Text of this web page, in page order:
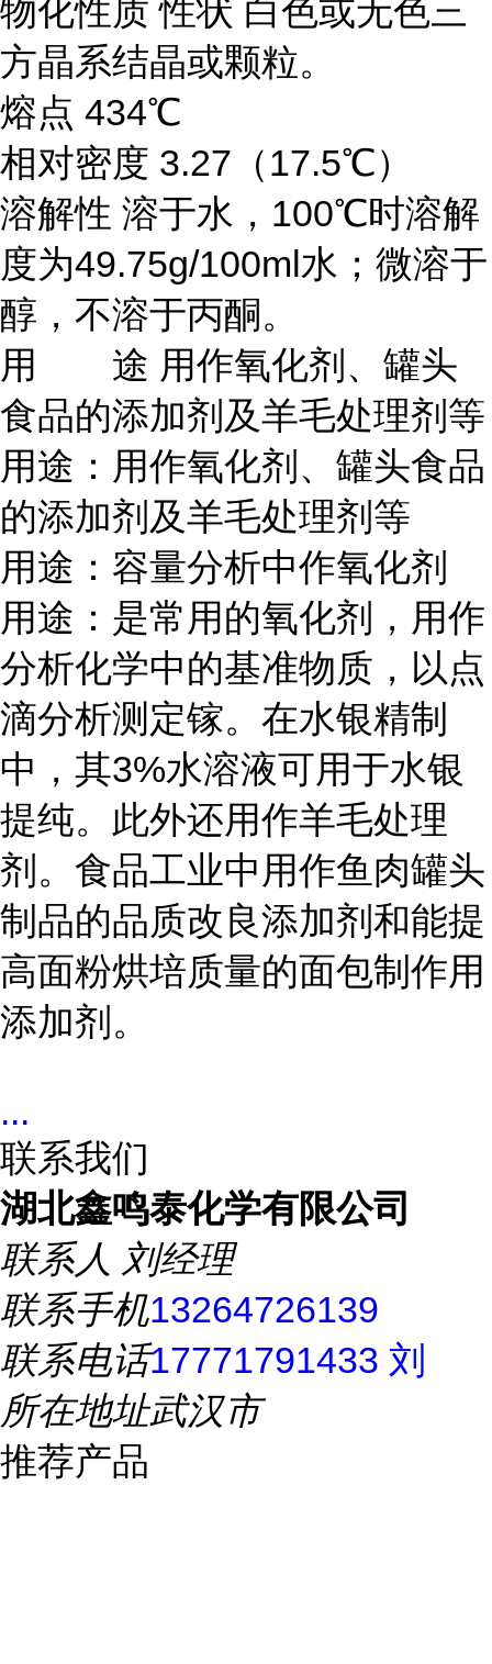
物化性质 性状 白色或无色三
方晶系结晶或颗粒。
熔点 434℃
相对密度 3.27（17.5℃）
溶解性 溶于水，100℃时溶解
度为49.75g/100ml水；微溶于
醇，不溶于丙酮。
用 途 用作氧化剂、罐头
食品的添加剂及羊毛处理剂等
用途：用作氧化剂、罐头食品
的添加剂及羊毛处理剂等
用途：容量分析中作氧化剂
用途：是常用的氧化剂，用作
分析化学中的基准物质，以点
滴分析测定镓。在水银精制
中，其3%水溶液可用于水银
提纯。此外还用作羊毛处理
剂。食品工业中用作鱼肉罐头
制品的品质改良添加剂和能提
高面粉烘培质量的面包制作用
添加剂。
...
联系我们
湖北鑫鸣泰化学有限公司
联系人 刘经理
联系手机13264726139
联系电话17771791433 刘
所在地址武汉市
推荐产品